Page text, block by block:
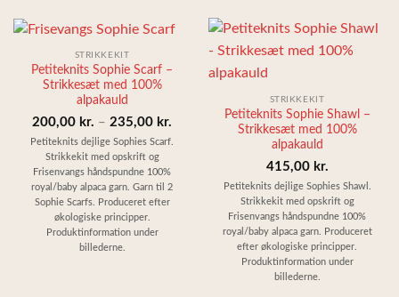
STRIKKEKIT
Petiteknits Sophie Scarf –
Strikkesæt med 100%
alpakauld
200,00 kr. – 235,00 kr. Prisinterval:
200,00 kr.
235,00 kr.
Petiteknits dejlige Sophies Scarf.
Strikkekit med opskrift og
Frisenvangs håndspundne 100%
royal/baby alpaca garn. Garn til 2
Sophie Scarfs. Produceret efter
økologiske principper.
Produktinformation under
billederne.
STRIKKEKIT
Petiteknits Sophie Shawl –
Strikkesæt med 100%
alpakauld
415,00 kr.
Petiteknits dejlige Sophies Shawl.
Strikkekit med opskrift og
Frisenvangs håndspundne 100%
royal/baby alpaca garn. Produceret
efter økologiske principper.
Produktinformation under
billederne.